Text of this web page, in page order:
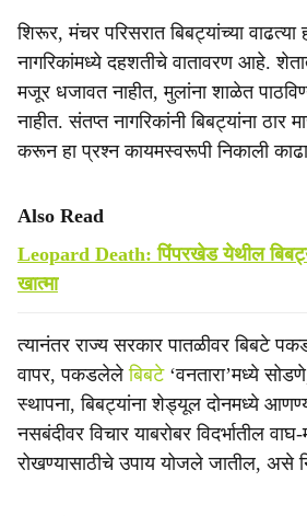
शिरूर, मंचर परिसरात बिबट्यांच्या
नागरिकांमध्ये दहशतीचे वातावरण आहे.
मजूर धजावत नाहीत, मुलांना शाळेत
नाहीत. संतप्त नागरिकांनी बिबट्यांना ठार
करून हा प्रश्न कायमस्वरूपी निकाली
Also Read
Leopard Death: पिंपरखेड येथील
खात्मा
त्यानंतर राज्य सरकार पातळीवर बिबटे
वापर, पकडलेलेबिबटे‘वनतारा’मध्ये
स्थापना, बिबट्यांना शेड्यूल दोनमध्ये
नसबंदीवर विचार याबरोबर विदर्भातील
रोखण्यासाठीचे उपाय योजले जातील, असे